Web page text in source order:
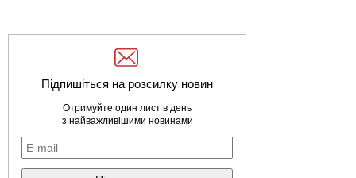
Підпишіться на розсилку новин
Отримуйте один лист в день
з найважливішими новинами